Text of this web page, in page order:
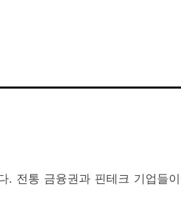
. 전통 금융권과 핀테크 기업들